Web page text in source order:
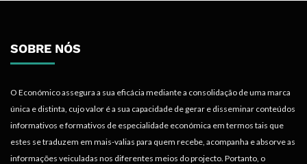
SOBRE NÓS
O Económico assegura a sua eficácia mediante a consolidação de uma marca
única e distinta, cujo valor é a sua capacidade de gerar e disseminar conteúdos
informativos e formativos de especialidade económica em termos tais que
estes se traduzem em mais-valias para quem recebe, acompanha e absorve as
informações veiculadas nos diferentes meios do projecto. Portanto, o